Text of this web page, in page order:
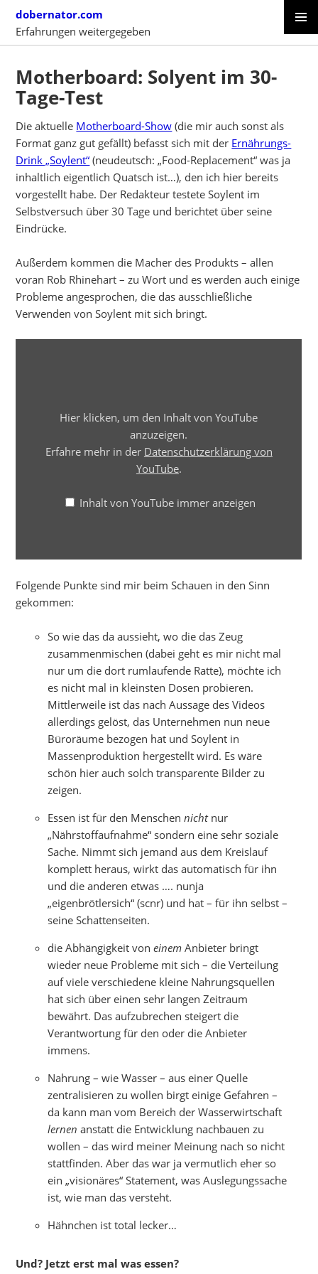
content
dobernator.com
Erfahrungen weitergegeben
CONTENT
Motherboard: Solyent im 30-
Tage-Test
Die aktuelle Motherboard-Show (die mir auch sonst als
Format ganz gut gefällt) befasst sich mit der Ernährungs-
Drink „Soylent“ (neudeutsch: „Food-Replacement“ was ja
inhaltlich eigentlich Quatsch ist…), den ich hier bereits
vorgestellt habe. Der Redakteur testete Soylent im
Selbstversuch über 30 Tage und berichtet über seine
Eindrücke.
Außerdem kommen die Macher des Produkts – allen
voran Rob Rhinehart – zu Wort und es werden auch einige
Probleme angesprochen, die das ausschließliche
Verwenden von Soylent mit sich bringt.
Hier klicken, um den Inhalt von YouTube
anzuzeigen.
Erfahre mehr in der Datenschutzerklärung von
YouTube.
Inhalt von YouTube immer anzeigen
Folgende Punkte sind mir beim Schauen in den Sinn
gekommen:
So wie das da aussieht, wo die das Zeug
zusammenmischen (dabei geht es mir nicht mal
nur um die dort rumlaufende Ratte), möchte ich
es nicht mal in kleinsten Dosen probieren.
Mittlerweile ist das nach Aussage des Videos
allerdings gelöst, das Unternehmen nun neue
Büroräume bezogen hat und Soylent in
Massenproduktion hergestellt wird. Es wäre
schön hier auch solch transparente Bilder zu
zeigen.
Essen ist für den Menschennichtnur
„Nährstoffaufnahme“ sondern eine sehr soziale
Sache. Nimmt sich jemand aus dem Kreislauf
komplett heraus, wirkt das automatisch für ihn
und die anderen etwas …. nunja
„eigenbrötlersich“ (scnr) und hat – für ihn selbst –
seine Schattenseiten.
die Abhängigkeit voneinem Anbieter bringt
wieder neue Probleme mit sich – die Verteilung
auf viele verschiedene kleine Nahrungsquellen
hat sich über einen sehr langen Zeitraum
bewährt. Das aufzubrechen steigert die
Verantwortung für den oder die Anbieter
immens.
Nahrung – wie Wasser – aus einer Quelle
zentralisieren zu wollen birgt einige Gefahren –
da kann man vom Bereich der Wasserwirtschaft
lernen anstatt die Entwicklung nachbauen zu
wollen – das wird meiner Meinung nach so nicht
stattfinden. Aber das war ja vermutlich eher so
ein „visionäres“ Statement, was Auslegungssache
ist, wie man das versteht.
Hähnchen ist total lecker…
Und? Jetzt erst mal was essen?